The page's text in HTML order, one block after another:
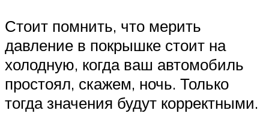
Стоит помнить, что мерить
давление в покрышке стоит на
холодную, когда ваш автомобиль
простоял, скажем, ночь. Только
тогда значения будут корректными.